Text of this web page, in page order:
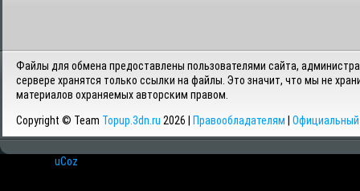
Файлы для обмена предоставлены пользователями сайта,
сервере хранятся только ссылки на файлы. Это значит, что мы не
материалов охраняемых авторским правом.
Copyright © Team Topup.3dn.ru 2026 | Правообладателям Официальный
uCoz